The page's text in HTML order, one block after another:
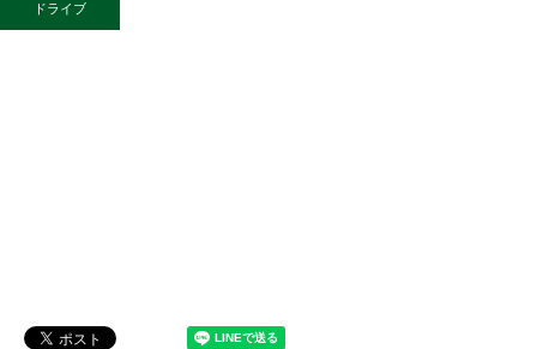
ドライブ